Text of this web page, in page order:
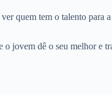
quem tem o talento para
jovem dê o seu melhor e